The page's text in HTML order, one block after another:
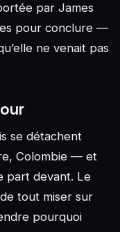
par James
pour conclure —
ne venait pas
se détachent
Colombie — et
part devant. Le
tout miser sur
pourquoi